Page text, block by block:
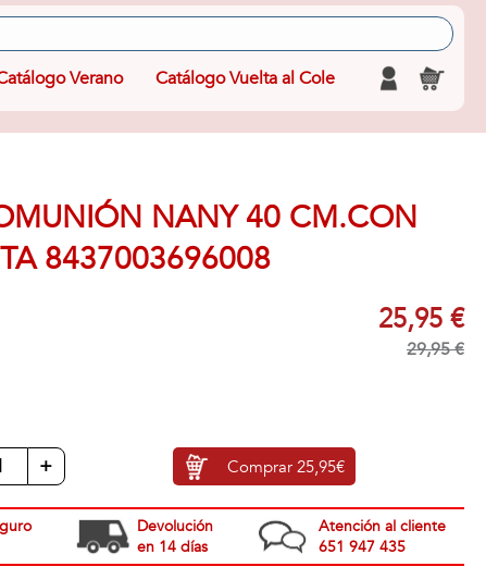
Verano Catálogo Vuelta al Cole
NANY 40 CM.CON
8437003696008
25,95 €
29,95 €
+ Comprar25,95€
Devolución
en 14 días
Atención al cliente
651 947 435